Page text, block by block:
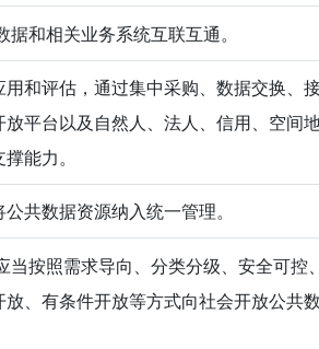
和相关业务系统互联互通。
和评估，通过集中采购、数据交换、
平台以及自然人、法人、信用、空间地
能力。
共数据资源纳入统一管理。
按照需求导向、分类分级、安全可控
、有条件开放等方式向社会开放公共